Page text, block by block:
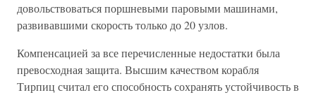
довольствоваться поршневыми паровыми машинами,
развивавшими скорость только до 20 узлов.
Компенсацией за все перечисленные недостатки была
превосходная защита. Высшим качеством корабля
Тирпиц считал его способность сохранять устойчивость в